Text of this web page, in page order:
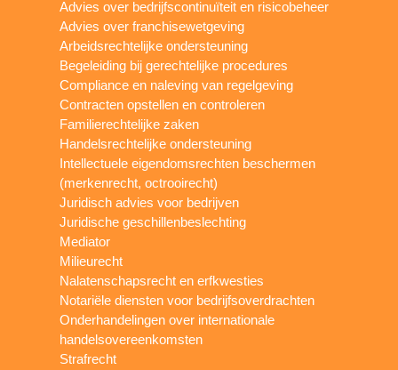
Advies over bedrijfscontinuïteit en risicobeheer
Advies over franchisewetgeving
Arbeidsrechtelijke ondersteuning
Begeleiding bij gerechtelijke procedures
Compliance en naleving van regelgeving
Contracten opstellen en controleren
Familierechtelijke zaken
Handelsrechtelijke ondersteuning
Intellectuele eigendomsrechten beschermen
(merkenrecht, octrooirecht)
Juridisch advies voor bedrijven
Juridische geschillenbeslechting
Mediator
Milieurecht
Nalatenschapsrecht en erfkwesties
Notariële diensten voor bedrijfsoverdrachten
Onderhandelingen over internationale
handelsovereenkomsten
Strafrecht